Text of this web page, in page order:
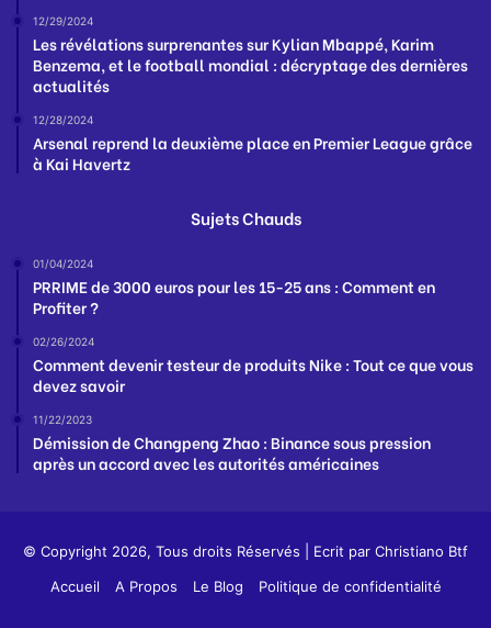
12/29/2024
Les révélations surprenantes sur Kylian Mbappé, Karim
Benzema, et le football mondial : décryptage des dernières
actualités
12/28/2024
Arsenal reprend la deuxième place en Premier League grâce
à Kai Havertz
Sujets Chauds
01/04/2024
PRRIME de 3000 euros pour les 15-25 ans : Comment en
Profiter ?
02/26/2024
Comment devenir testeur de produits Nike : Tout ce que vous
devez savoir
11/22/2023
Démission de Changpeng Zhao : Binance sous pression
après un accord avec les autorités américaines
© Copyright 2026, Tous droits Réservés | Ecrit par Christiano Btf
Accueil
A Propos Le Blog Politique de confidentialité